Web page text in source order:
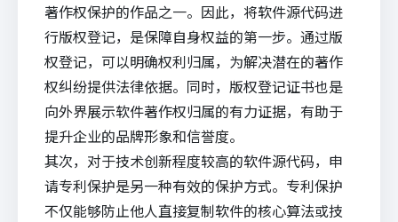
著作权保护的作品之一。因此，将软件源代码进
行版权登记，是保障自身权益的第一步。通过版
权登记，可以明确权利归属，为解决潜在的著作
权纠纷提供法律依据。同时，版权登记证书也是
向外界展示软件著作权归属的有力证据，有助于
提升企业的品牌形象和信誉度。
其次，对于技术创新程度较高的软件源代码，申
请专利保护是另一种有效的保护方式。专利保护
不仅能够防止他人直接复制软件的核心算法或技